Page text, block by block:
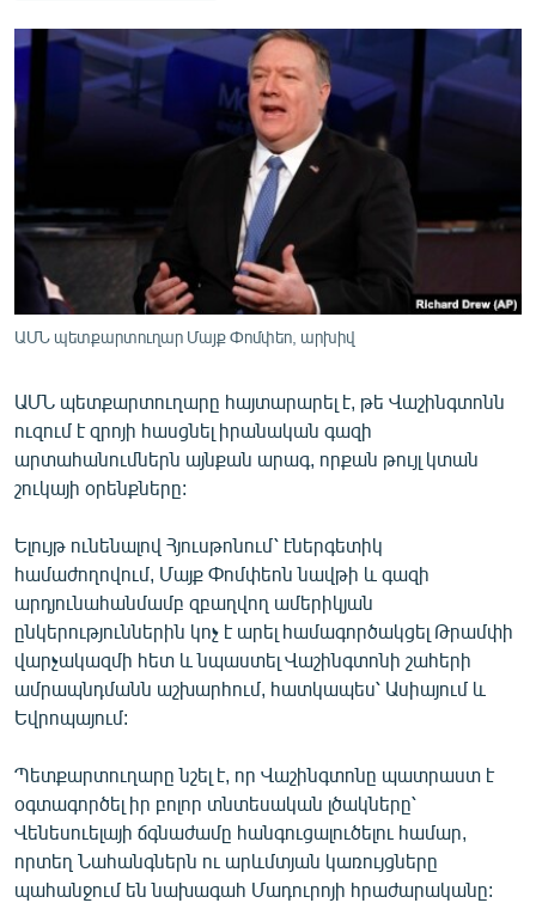
ՊԱՏԵՐԱԶՄԻ 6 ՇԱԲԱԹՆԵՐԸ
ՏԱՐԱԾԱՇՐՋԱՆ
ՍՊՈՐՏ
ՄԵԿՆԱԲԱՆՈՒԹՅՈՒՆ
ՏՏ ԵՒ ԻՆՏԵՐՆԵՏ
ԱՐԽԻՎ
ՏԵՍԱՆՅՈՒԹԵՐ
ԲԱՆԱՎԵՃ
ՁԳՏԵԼՈՎ ԼԱՎԱԳՈՒՅՆԻՆ
ՓՈԴՔԱՍԹ
Հայերեն
English
Русский
ՀԵՏԵՎԵՔ ՄԵԶ
ԱՄՆ պետքարտուղար Մայք Փոմփեո, արխիվ
ԱՄՆ պետքարտուղարը հայտարարել է, թե Վաշինգտոնն
ուզում է զրոյի հասցնել իրանական գազի
արտահանումներն այնքան արագ, որքան թույլ կտան
շուկայի օրենքները:
Ելույթ ունենալով Հյուսթոնում՝ էներգետիկ
համաժողովում, Մայք Փոմփեոն նավթի և գազի
արդյունահանմամբ զբաղվող ամերիկյան
ընկերություններին կոչ է արել համագործակցել Թրամփի
վարչակազմի հետ և նպաստել Վաշինգտոնի շահերի
ամրապնդմանն աշխարհում, հատկապես՝ Ասիայում և
Եվրոպայում:
Պետքարտուղարը նշել է, որ Վաշինգտոնը պատրաստ է
օգտագործել իր բոլոր տնտեսական լծակները՝
Վենեսուելայի ճգնաժամը հանգուցալուծելու համար,
որտեղ Նահանգներն ու արևմտյան կառույցները
պահանջում են նախագահ Մադուրոյի հրաժարականը: